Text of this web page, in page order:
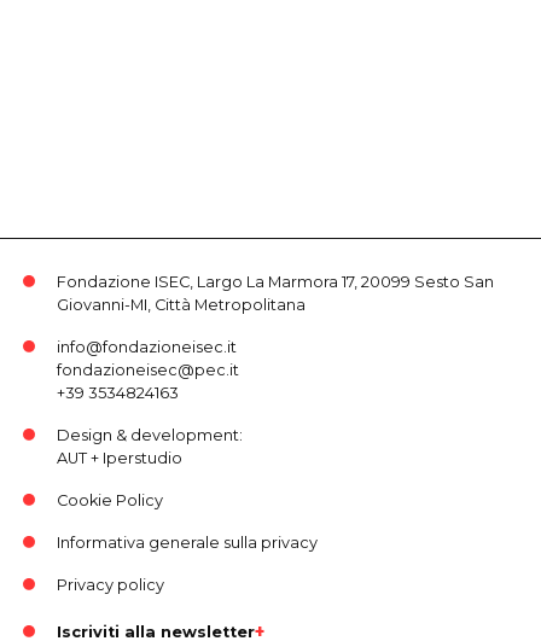
Fondazione ISEC, Largo La Marmora 17, 20099 Sesto San
Giovanni-MI, Città Metropolitana
info@fondazioneisec.it
fondazioneisec@pec.it
+39 3534824163
Design & development:
AUT+ Iperstudio
Cookie Policy
Informativa generale sulla privacy
Privacy policy
Iscriviti alla newsletter